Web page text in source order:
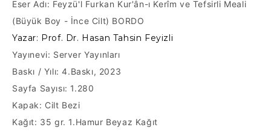
Eser Adı: Feyzü'l Furkan Kur'ân-ı Kerîm ve Tefsirli Meali
(Büyük Boy - İnce Cilt) BORDO
Yazar: Prof. Dr. Hasan Tahsin Feyizli
Yayınevi: Server Yayınları
Baskı / Yılı: 4.Baskı, 2023
Sayfa Sayısı: 1.280
Kapak: Cilt Bezi
Kağıt: 35 gr. 1.Hamur Beyaz Kağıt